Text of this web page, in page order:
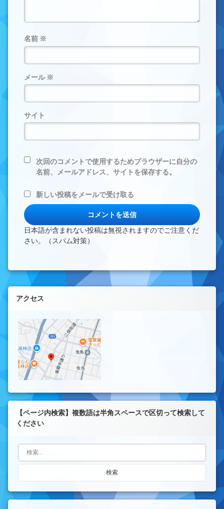
名前 ※
メール ※
サイト
次回のコメントで使用するためブラウザーに自分の
名前、メールアドレス、サイトを保存する。
新しい投稿をメールで受け取る
日本語が含まれない投稿は無視されますのでご注意くだ
さい。（スパム対策）
左サイドバー
アクセス
【ページ内検索】複数語は半角スペースで区切って検索して
ください
検索: